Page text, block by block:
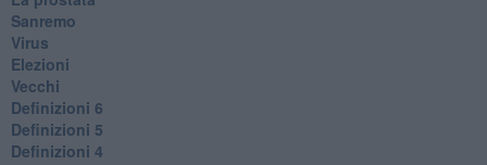
Sanremo
Virus
Elezioni
Vecchi
Definizioni 6
Definizioni 5
Definizioni 4